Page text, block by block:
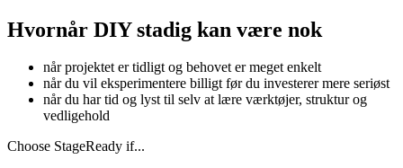
Hvornår DIY stadig kan være nok
når projektet er tidligt og behovet er meget enkelt
når du vil eksperimentere billigt før du investerer mere seriøst
når du har tid og lyst til selv at lære værktøjer, struktur og
vedligehold
Choose StageReady if...